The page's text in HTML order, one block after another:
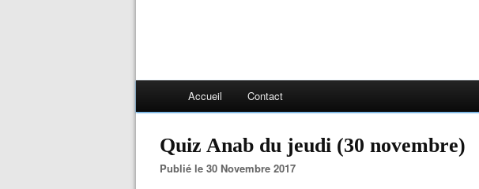
Accueil Contact
Quiz Anab du jeudi (30 novembre)
Publié le 30 Novembre 2017